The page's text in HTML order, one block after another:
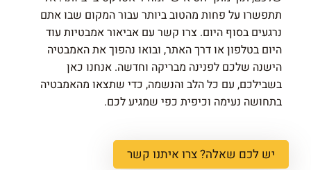
תתפשרו על פחות מהטוב ביותר עבור המקום שבו אתם
נרגעים בסוף היום. צרו קשר עם אביאור אמבטיות עוד
היום בטלפון או דרך האתר, ובואו נהפוך את האמבטיה
הישנה שלכם לפנינה מבריקה וחדשה. אנחנו כאן
בשבילכם, עם כל הלב והנשמה, כדי שתצאו מהאמבטיה
בתחושה נעימה וכיפית כפי שמגיע לכם.
יש לכם שאלה? צרו איתנו קשר